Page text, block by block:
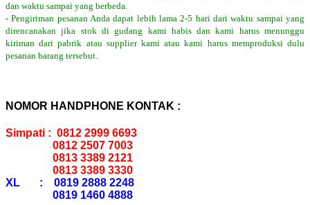
dan waktu sampai yang berbeda.
- Pengiriman pesanan Anda dapat lebih lama 2-5 hari dari waktu sampai yang
direncanakan jika stok di gudang kami habis dan kami harus menunggu
kiriman dari pabrik atau supplier kami atau kami harus memproduksi dulu
pesanan barang tersebut.
NOMOR HANDPHONE KONTAK :
Simpati : 0812 2999 6693
0812 2507 7003
0813 3389 2121
0813 3389 3330
XL : 0819 2888 2248
0819 1460 4888